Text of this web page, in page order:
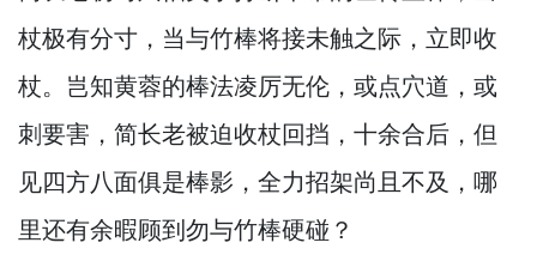
杖极有分寸， 当与竹棒将接未触之际， 立即收
杖。 岂知黄蓉的棒法凌厉无伦， 或点穴道， 或
刺要害， 简长老被迫收杖回挡， 十余合后， 但
见四方八面俱是棒影， 全力招架尚且不及， 哪
里还有余暇顾到勿与竹棒硬碰？